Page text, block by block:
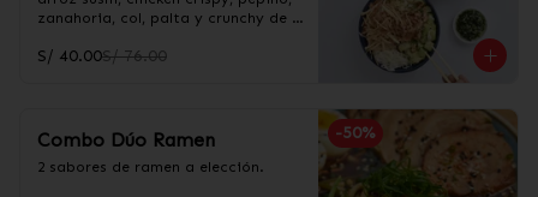
zanahoria, col, palta y crunchy de
taré.
S/ 40.00S/ 76.00
-50%
Combo Dúo Ramen
2 sabores de ramen a elección.